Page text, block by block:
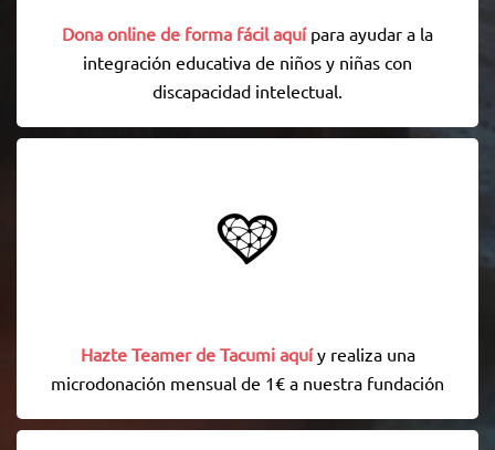
Dona online de forma fácil aquípara ayudar a la
integración educativa de niños y niñas con
discapacidad intelectual.
Hazte Teamer de Tacumi aquí y realiza una
microdonación mensual de 1€ a nuestra fundación